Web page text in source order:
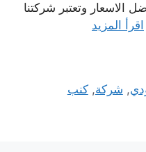
الاسعار وتعتبر شركتنا
اقرأ المزيد
, شركة,كنب